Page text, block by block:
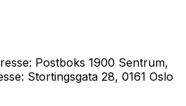
Postboks 1900 Sentrum,
Stortingsgata 28, 0161 Oslo